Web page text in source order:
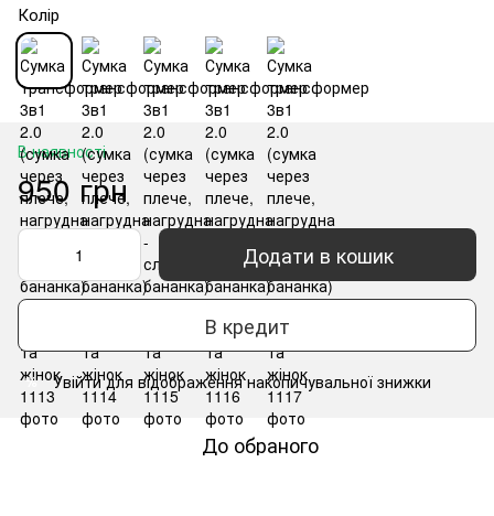
Колір
В наявності
950 грн
Додати в кошик
В кредит
% Увійтидля відображення накопичувальної знижки
До обраного